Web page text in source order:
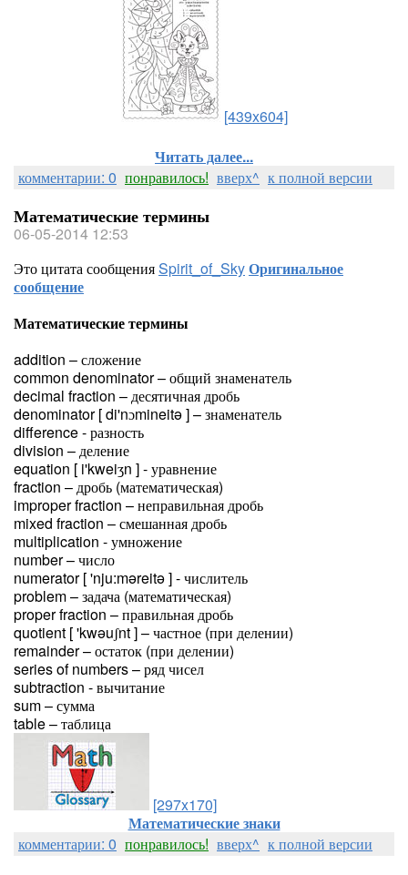
[439x604]
Читать далее...
комментарии: 0 понравилось! вверх^ к полной версии
Математические термины
06-05-2014 12:53
Это цитата сообщенияSpirit_of_SkyОригинальное
сообщение
Математические термины
addition – сложение
common denominator – общий знаменатель
decimal fraction – десятичная дробь
denominator [ di'nɔmineitə ] – знаменатель
difference - разность
division – деление
equation [ i'kweiʒn ] - уравнение
fraction – дробь (математическая)
improper fraction – неправильная дробь
mixed fraction – смешанная дробь
multiplication - умножение
number – число
numerator [ 'nju:məreitə ] - числитель
problem – задача (математическая)
proper fraction – правильная дробь
quotient [ 'kwəuʃnt ] – частное (при делении)
remainder – остаток (при делении)
series of numbers – ряд чисел
subtraction - вычитание
sum – сумма
table – таблица
[297x170]
Математические знаки
комментарии: 0 понравилось! вверх^ к полной версии